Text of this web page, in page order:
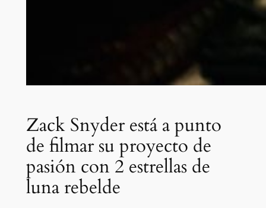
Zack Snyder está a punto
de filmar su proyecto de
pasión con 2 estrellas de
luna rebelde